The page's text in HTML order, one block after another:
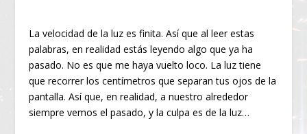
La velocidad de la luz es finita. Así que al leer estas
palabras, en realidad estás leyendo algo que ya ha
pasado. No es que me haya vuelto loco. La luz tiene
que recorrer los centímetros que separan tus ojos de la
pantalla. Así que, en realidad, a nuestro alrededor
siempre vemos el pasado, y la culpa es de la luz…